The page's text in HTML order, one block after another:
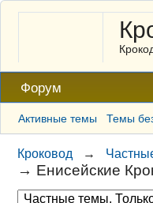
Форум
Активные темы Темы
Кроковод →
→ Енисейские